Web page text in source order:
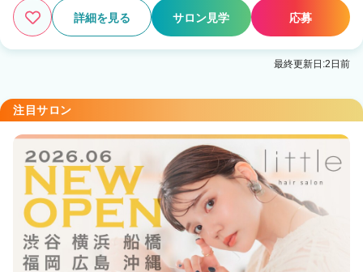
詳細を見る サロン見学 応募
最終更新日:2日前
注目サロン